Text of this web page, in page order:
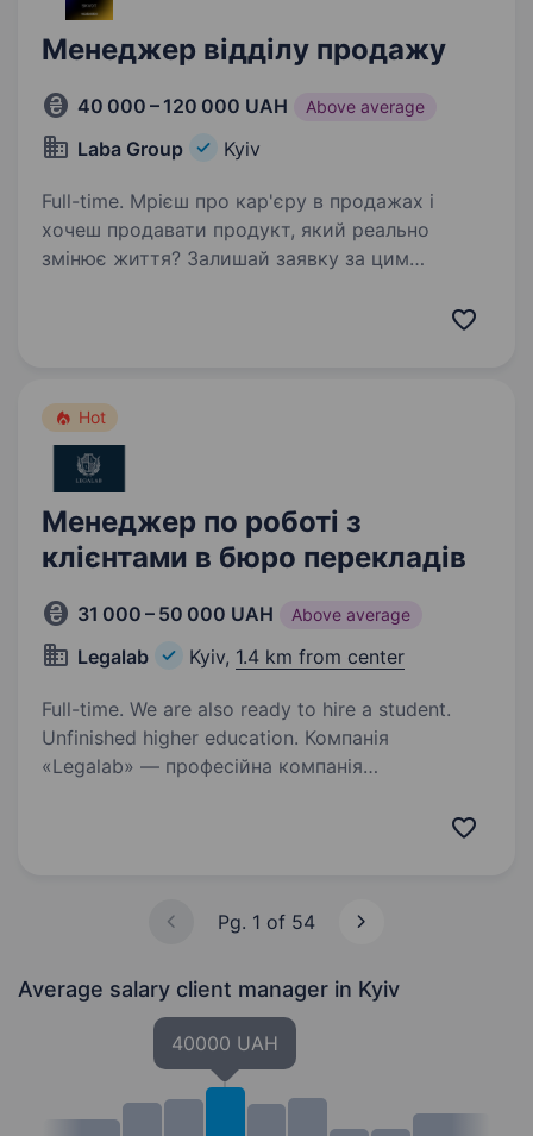
Менеджер відділу продажу
40 000 – 120 000 UAH Above average
Laba Group Kyiv
Full-time. Мрієш про кар'єру в продажах і
хочеш продавати продукт, який реально
змінює життя? Залишай заявку за цим
https://apply.workable.com/laba/j/7B0DF537BE/a
Hot
Менеджер по роботі з
клієнтами в бюро перекладів
31 000 – 50 000 UAH Above average
Legalab Kyiv, 1.4 km from center
Full-time. We are also ready to hire a student.
Unfinished higher education. Компанія
«Legalab» — професійна компанія
послуги письмового, усного та нотаріального
Pg. 1 of 54
Average salary client manager in Kyiv
40000 UAH